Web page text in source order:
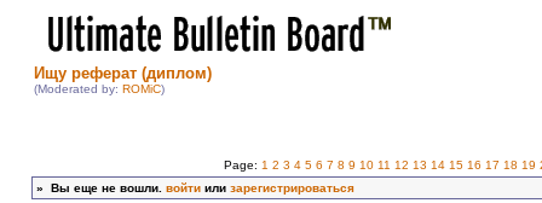
Ищу реферат (диплом)
(Moderated by: ROMiC)
Page: 1 2 3 4 5 6 7 8 9 10 11 12 13 14 15 16 17 18 19
» Вы еще не вошли. войтиили зарегистрироваться